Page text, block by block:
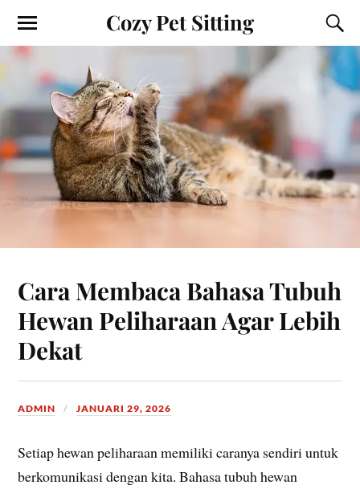
Cozy Pet Sitting
Cara Membaca Bahasa Tubuh
Hewan Peliharaan Agar Lebih
Dekat
ADMIN JANUARI 29, 2026
Setiap hewan peliharaan memiliki caranya sendiri untuk
berkomunikasi dengan kita. Bahasa tubuh hewan